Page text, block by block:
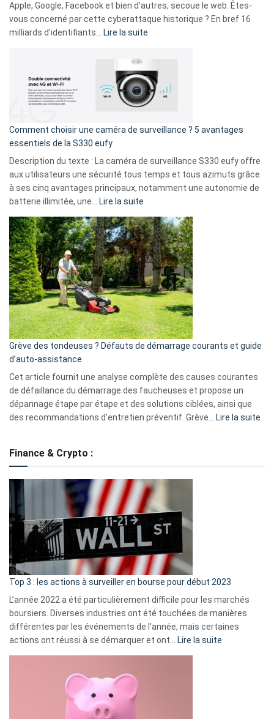
musicaux
avec
9
!
Apple, Google, Facebook et bien d’autres, secoue le web. Êtes-
vous concerné par cette cyberattaque historique ? En bref 16
milliards d’identifiants… Lire la suite
record
:
La
fuite
16
données
menace
Facebook,
et
GitHub
Comment choisir une caméra de surveillance ? 5 avantages
essentiels de la S330 eufy
Description du texte : La caméra de surveillance S330 eufy offre
aux utilisateurs une sécurité tous temps et tous azimuts grâce
à ses cinq avantages principaux, notamment une autonomie de
batterie illimitée, une… Lire la suite
Comment
choisir
une
caméra
de
surveillance
?
5
avantages
essentiels
de
S330
eufy
Grève des tondeuses ? Défauts de démarrage courants et guide
d’auto-assistance
Cet article fournit une analyse complète des causes courantes
de défaillance du démarrage des faucheuses et propose un
dépannage étape par étape et des solutions ciblées, ainsi que
des recommandations d’entretien préventif. Grève… Lire la suite
Finance & Crypto :
Top 3 : les actions à surveiller en bourse pour début 2023
L’année 2022 a été particulièrement difficile pour les marchés
boursiers. Diverses industries ont été touchées de manières
différentes par les événements de l’année, mais certaines
actions ont réussi à se démarquer et ont… Lire la suite